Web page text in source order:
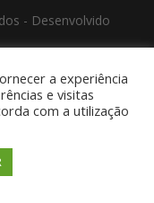
- Desenvolvido
a experiência
e visitas
com a utilização